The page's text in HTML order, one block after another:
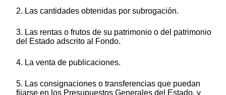
2. Las cantidades obtenidas por subrogación.
3. Las rentas o frutos de su patrimonio o del patrimonio
del Estado adscrito al Fondo.
4. La venta de publicaciones.
5. Las consignaciones o transferencias que puedan
fijarse en los Presupuestos Generales del Estado, y